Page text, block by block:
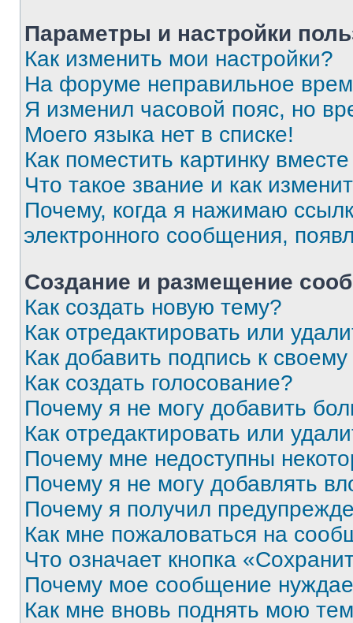
Параметры и настройки
Как изменить мои настройки?
На форуме неправильное
Я изменил часовой пояс, но
Моего языка нет в списке!
Как поместить картинку
Что такое звание и как
Почему, когда я нажимаю
электронного сообщения,
Создание и размещение
Как создать новую тему?
Как отредактировать или
Как добавить подпись к
Как создать голосование?
Почему я не могу добавить
Как отредактировать или
Почему мне недоступны
Почему я не могу добавлять
Почему я получил
Как мне пожаловаться на
Что означает кнопка
Почему мое сообщение
Как мне вновь поднять мою